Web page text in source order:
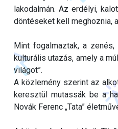
lakodalmán. Az erdélyi,
döntéseket kell meghoznia,
Mint fogalmaztak, a
kulturális utazás, amely a
világot”.
A közlemény szerint az
keresztül mutassák be a
Novák Ferenc „Tata”